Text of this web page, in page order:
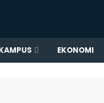
EKONOMI